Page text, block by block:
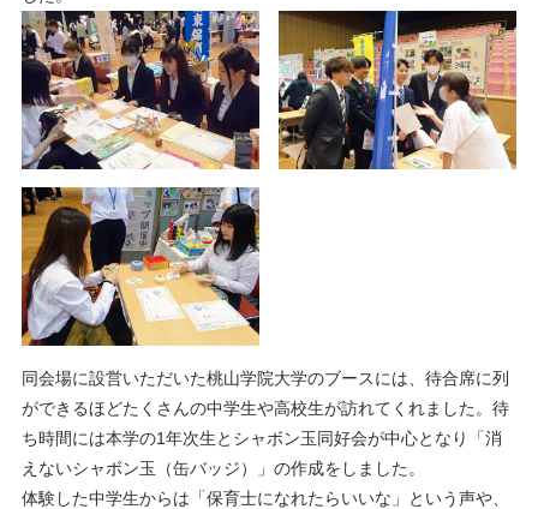
同会場に設営いただいた桃山学院大学のブースには、待合席に列
ができるほどたくさんの中学生や高校生が訪れてくれました。待
ち時間には本学の1年次生とシャボン玉同好会が中心となり「消
えないシャボン玉（缶バッジ）」の作成をしました。
体験した中学生からは「保育士になれたらいいな」という声や、